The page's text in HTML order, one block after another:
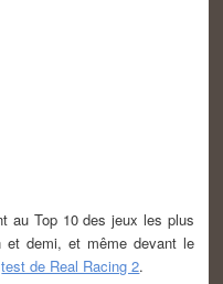
au Top 10 des jeux les plus
et demi, et même devant le
test de Real Racing 2.